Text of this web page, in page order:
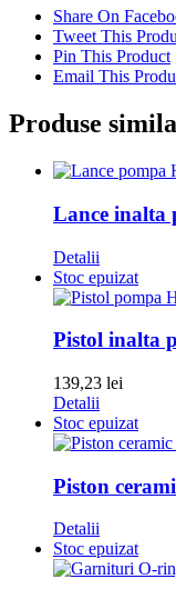
Share On
Tweet This
Pin This Product
Email This
Produse
Lance inalta
Detalii
Stoc epuizat
Pistol inalta
139,23 lei
Detalii
Stoc epuizat
Piston
Detalii
Stoc epuizat